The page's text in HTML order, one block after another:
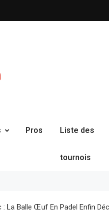
Pros Liste des
tournois
: La Balle Œuf En Padel Enfin